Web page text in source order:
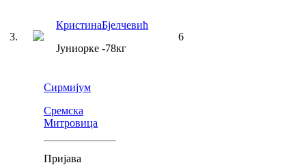
3.
КристинаБјелчевић
Јуниорке -78кг
6
Сирмијум
Сремска
Митровица
Пријава